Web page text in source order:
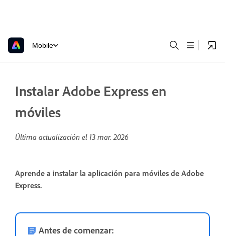
Mobile
Instalar Adobe Express en
móviles
Última actualización el 13 mar. 2026
Aprende a instalar la aplicación para móviles de Adobe
Express.
Antes de comenzar: